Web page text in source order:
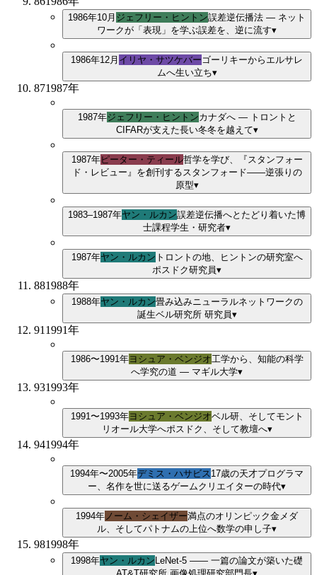
1986年10月 ジェフリー・ヒントン誤差逆伝播法 ― ネット
ワークが「表現」を学ぶ誤差を、逆に流す▾
1986年12月 イリヤ・サツケバー ゴーリキーからエルサレ
ムへ生い立ち▾
871987年
1987年ジェフリー・ヒントンカナダへ ― トロントと
CIFARが支えた長い冬冬を越えて▾
1987年ピーター・ティール哲学を学び、『スタンフォー
ド・レビュー』を創刊する スタンフォード——逆張りの
原型▾
1983–1987年ヤン・ルカン誤差逆伝播へとたどり着いた博
士課程学生・研究者▾
1987年ヤン・ルカン トロントの地、ヒントンの研究室へ
ポスドク研究員▾
881988年
1988年ヤン・ルカン畳み込みニューラルネットワークの
誕生ベル研究所 研究員▾
91 1991年
1986〜1991年ヨシュア・ベンジオ工学から、知能の科学
へ学究の道 — マギル大学▾
931993年
1991〜1993年ヨシュア・ベンジオベル研、そしてモント
リオール大学へポスドク、そして教壇へ▾
941994年
1994年〜2005年デミス・ハサビス 17歳の天才プログラマ
ー、名作を世に送るゲームクリエイターの時代▾
1994年 ノーム・シェイザー満点のオリンピック金メダ
ル、そしてパトナムの上位へ数学の申し子▾
981998年
1998年ヤン・ルカン LeNet-5 ―― 一篇の論文が築いた礎